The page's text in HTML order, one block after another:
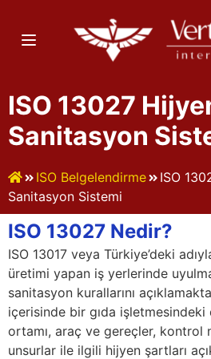
ISO 13027
Sanitasyon
ISO Belgelendirme
ISO
Sanitasyon Sistemi
ISO 13027 Nedir?
ISO 13017 veya Türkiye’deki
üretimi yapan iş yerlerinde
sanitasyon kurallarını
içerisinde bir gıda işletmesindeki
ortamı, araç ve gereçler, kontrol
unsurlar ile ilgili hijyen şartları